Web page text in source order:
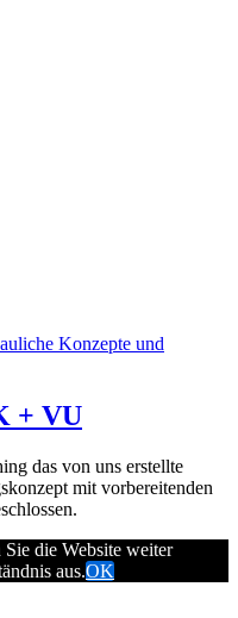
Konzepte und
+ VU
das von uns erstellte
mit vorbereitenden
die Website weiter
aus.OK